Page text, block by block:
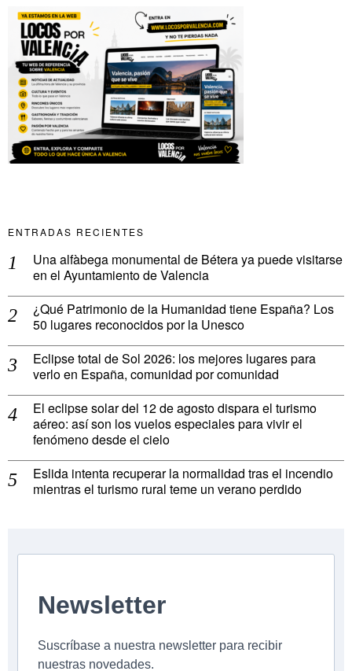
ENTRADAS RECIENTES
Una alfàbega monumental de Bétera ya puede visitarse
en el Ayuntamiento de Valencia
¿Qué Patrimonio de la Humanidad tiene España? Los
50 lugares reconocidos por la Unesco
Eclipse total de Sol 2026: los mejores lugares para
verlo en España, comunidad por comunidad
El eclipse solar del 12 de agosto dispara el turismo
aéreo: así son los vuelos especiales para vivir el
fenómeno desde el cielo
Eslida intenta recuperar la normalidad tras el incendio
mientras el turismo rural teme un verano perdido
Newsletter
Suscríbase a nuestra newsletter para recibir
nuestras novedades.